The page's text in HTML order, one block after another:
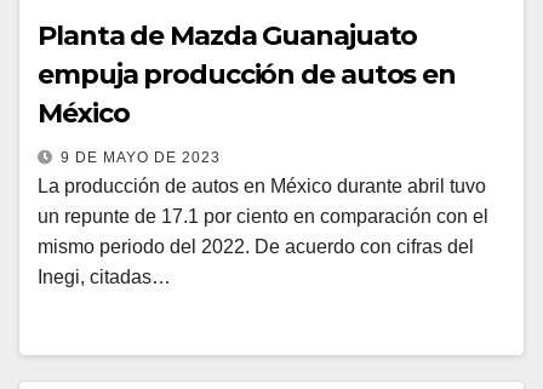
Planta de Mazda Guanajuato
empuja producción de autos en
México
9 DE MAYO DE 2023
La producción de autos en México durante abril tuvo
un repunte de 17.1 por ciento en comparación con el
mismo periodo del 2022. De acuerdo con cifras del
Inegi, citadas…